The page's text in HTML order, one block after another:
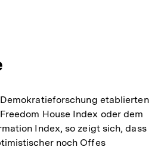
etablierten
House Index oder dem
Index, so zeigt sich, dass
noch Offes